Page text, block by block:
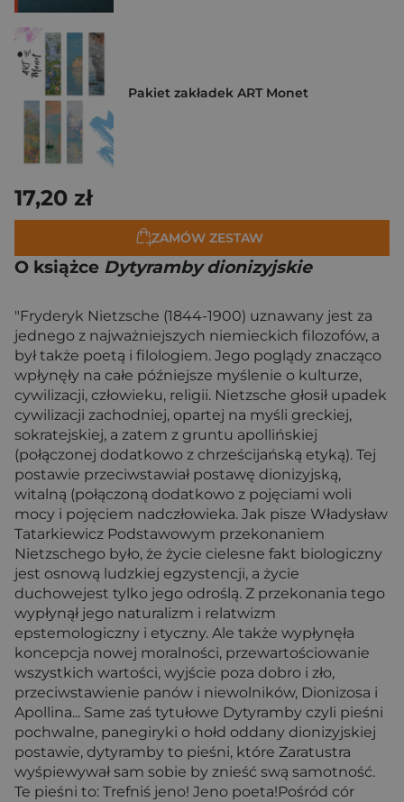
Pakiet zakładek ART Monet
17,20 zł
ZAMÓW ZESTAW
O książce Dytyramby dionizyjskie
"Fryderyk Nietzsche (1844-1900) uznawany jest za
jednego z najważniejszych niemieckich filozofów, a
był także poetą i filologiem. Jego poglądy znacząco
wpłynęły na całe późniejsze myślenie o kulturze,
cywilizacji, człowieku, religii. Nietzsche głosił upadek
cywilizacji zachodniej, opartej na myśli greckiej,
sokratejskiej, a zatem z gruntu apollińskiej
(połączonej dodatkowo z chrześcijańską etyką). Tej
postawie przeciwstawiał postawę dionizyjską,
witalną (połączoną dodatkowo z pojęciami woli
mocy i pojęciem nadczłowieka. Jak pisze Władysław
Tatarkiewicz Podstawowym przekonaniem
Nietzschego było, że życie cielesne fakt biologiczny
jest osnową ludzkiej egzystencji, a życie
duchowejest tylko jego odroślą. Z przekonania tego
wypłynął jego naturalizm i relatwizm
epstemologiczny i etyczny. Ale także wypłynęła
koncepcja nowej moralności, przewartościowanie
wszystkich wartości, wyjście poza dobro i zło,
przeciwstawienie panów i niewolników, Dionizosa i
Apollina... Same zaś tytułowe Dytyramby czyli pieśni
pochwalne, panegiryki o hołd oddany dionizyjskiej
postawie, dytyramby to pieśni, które Zaratustra
wyśpiewywał sam sobie by znieść swą samotność.
Te pieśni to: Trefniś jeno! Jeno poeta!Pośród cór